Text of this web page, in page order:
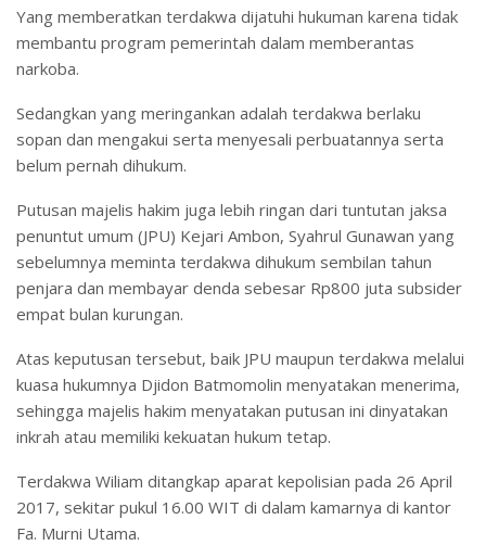
Yang memberatkan terdakwa dijatuhi hukuman karena tidak
membantu program pemerintah dalam memberantas
narkoba.
Sedangkan yang meringankan adalah terdakwa berlaku
sopan dan mengakui serta menyesali perbuatannya serta
belum pernah dihukum.
Putusan majelis hakim juga lebih ringan dari tuntutan jaksa
penuntut umum (JPU) Kejari Ambon, Syahrul Gunawan yang
sebelumnya meminta terdakwa dihukum sembilan tahun
penjara dan membayar denda sebesar Rp800 juta subsider
empat bulan kurungan.
Atas keputusan tersebut, baik JPU maupun terdakwa melalui
kuasa hukumnya Djidon Batmomolin menyatakan menerima,
sehingga majelis hakim menyatakan putusan ini dinyatakan
inkrah atau memiliki kekuatan hukum tetap.
Terdakwa Wiliam ditangkap aparat kepolisian pada 26 April
2017, sekitar pukul 16.00 WIT di dalam kamarnya di kantor
Fa. Murni Utama.